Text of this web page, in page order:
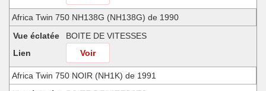
Africa Twin 750 NH138G (NH138G) de 1990
Vue éclatée
BOITE DE VITESSES
Lien
Voir
Africa Twin 750 NOIR (NH1K) de 1991